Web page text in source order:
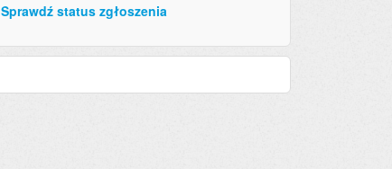
Sprawdź status zgłoszenia